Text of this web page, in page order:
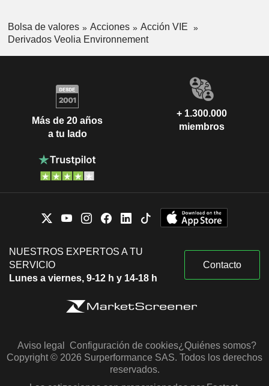
Bolsa de valores Acciones
Acción VIE
Derivados Veolia Environnement
Más de 20 años
a tu lado
+ 1.300.000
miembros
NUESTROS EXPERTOS A TU
SERVICIO
Lunes a viernes, 9-12 h y 14-18 h
Contacto
Aviso legal Configuración de cookies¿Quiénes somos?
Copyright © 2026 Surperformance SAS. Todos los derechos
reservados.